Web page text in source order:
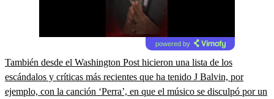
powered by
También desde el Washington Post hicieron una lista de los
escándalos y críticas más recientes que ha tenido J Balvin, por
ejemplo, con la canción ‘Perra’, en que el músico se disculpó por un